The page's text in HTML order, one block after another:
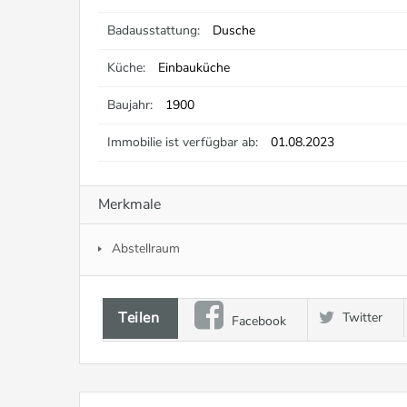
Badausstattung: Dusche
Küche: Einbauküche
Baujahr: 1900
Immobilie ist verfügbar ab: 01.08.2023
Merkmale
Abstellraum
Teilen Facebook Twitter